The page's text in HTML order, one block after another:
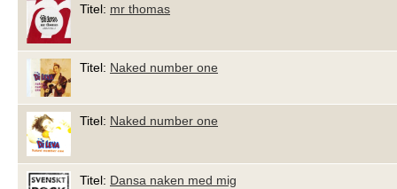
Titel: mr thomas
Titel: Naked number one
Titel: Naked number one
Titel: Dansa naken med mig